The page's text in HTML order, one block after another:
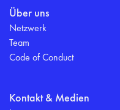
Über uns
Netzwerk
Team
Code of Conduct
Kontakt & Medien